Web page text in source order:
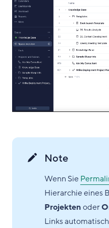
Note
Wenn Sie
Hierarchie eines
Projektenoder
Links